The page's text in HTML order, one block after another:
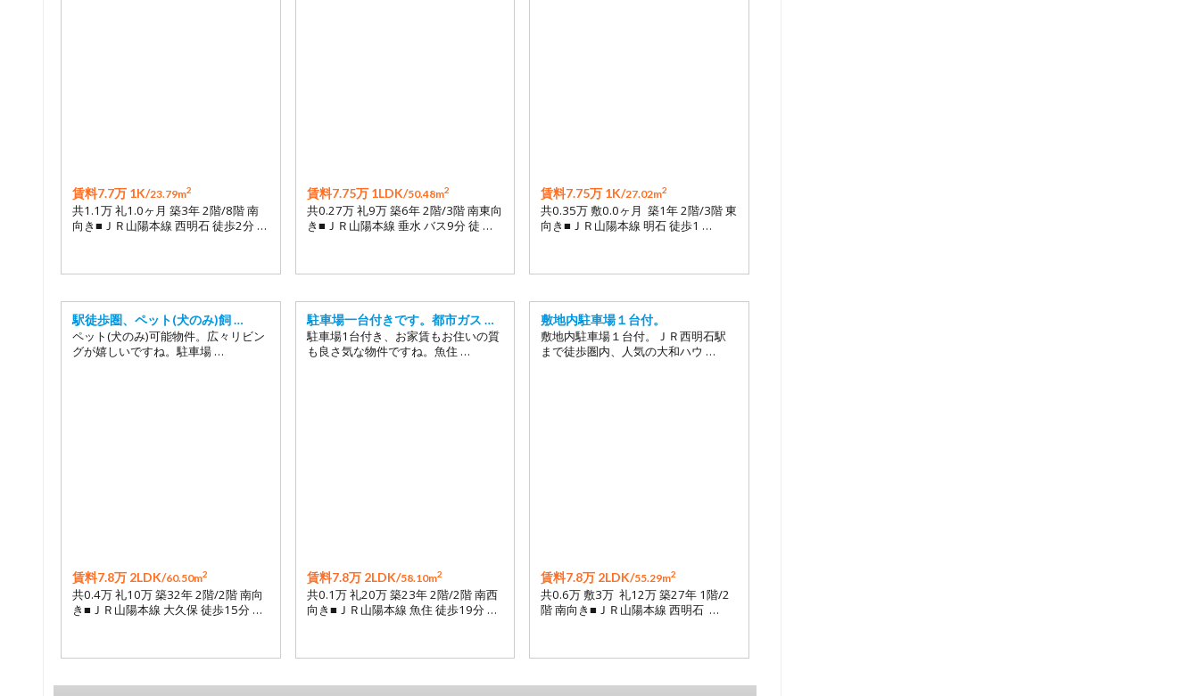
賃料7.7万 1K/23.79m2
共1.1万 礼1.0ヶ月 築3年 2階/8階 南
向き■ＪＲ山陽本線 西明石 徒歩2分 …
賃料7.75万 1LDK/50.48m2
共0.27万 礼9万 築6年 2階/3階 南東向
き■ＪＲ山陽本線 垂水 バス9分 徒 …
賃料7.75万 1K/27.02m2
共0.35万 敷0.0ヶ月 築1年 2階/3階 東
向き■ＪＲ山陽本線 明石 徒歩1 …
駅徒歩圏、ペット(犬のみ)飼 …
ペット(犬のみ)可能物件。広々リビン
グが嬉しいですね。駐車場 …
賃料7.8万 2LDK/60.50m2
共0.4万 礼10万 築32年 2階/2階 南向
き■ＪＲ山陽本線 大久保 徒歩15分 …
駐車場一台付きです。都市ガス …
駐車場1台付き、お家賃もお住いの質
も良さ気な物件ですね。魚住 …
賃料7.8万 2LDK/58.10m2
共0.1万 礼20万 築23年 2階/2階 南西
向き■ＪＲ山陽本線 魚住 徒歩19分 …
敷地内駐車場１台付。
敷地内駐車場１台付。ＪＲ西明石駅
まで徒歩圏内、人気の大和ハウ …
賃料7.8万 2LDK/55.29m2
共0.6万 敷3万 礼12万 築27年 1階/2
階 南向き■ＪＲ山陽本線 西明石 …